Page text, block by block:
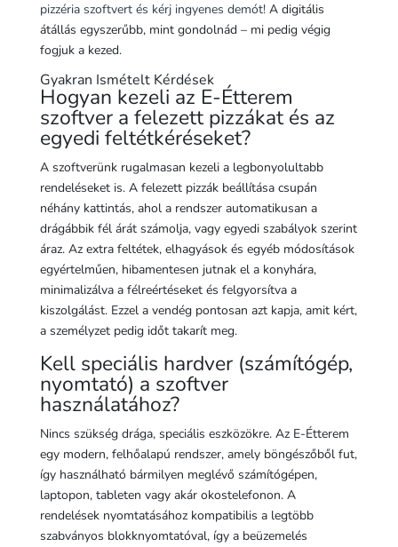
pizzéria szoftvert és kérj ingyenes demót!A digitális
átállás egyszerűbb, mint gondolnád – mi pedig végig
fogjuk a kezed.
Gyakran Ismételt Kérdések
Hogyan kezeli az E-Étterem
szoftver a felezett pizzákat és az
egyedi feltétkéréseket?
A szoftverünk rugalmasan kezeli a legbonyolultabb
rendeléseket is. A felezett pizzák beállítása csupán
néhány kattintás, ahol a rendszer automatikusan a
drágábbik fél árát számolja, vagy egyedi szabályok szerint
áraz. Az extra feltétek, elhagyások és egyéb módosítások
egyértelműen, hibamentesen jutnak el a konyhára,
minimalizálva a félreértéseket és felgyorsítva a
kiszolgálást. Ezzel a vendég pontosan azt kapja, amit kért,
a személyzet pedig időt takarít meg.
Kell speciális hardver (számítógép,
nyomtató) a szoftver
használatához?
Nincs szükség drága, speciális eszközökre. Az E-Étterem
egy modern, felhőalapú rendszer, amely böngészőből fut,
így használható bármilyen meglévő számítógépen,
laptopon, tableten vagy akár okostelefonon. A
rendelések nyomtatásához kompatibilis a legtöbb
szabványos blokknyomtatóval, így a beüzemelés